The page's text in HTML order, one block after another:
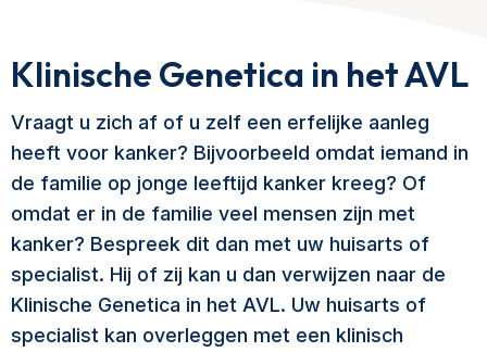
Klinische Genetica in het AVL
Vraagt u zich af of u zelf een erfelijke aanleg
heeft voor kanker? Bijvoorbeeld omdat iemand in
de familie op jonge leeftijd kanker kreeg? Of
omdat er in de familie veel mensen zijn met
kanker? Bespreek dit dan met uw huisarts of
specialist. Hij of zij kan u dan verwijzen naar de
Klinische Genetica in het AVL. Uw huisarts of
specialist kan overleggen met een klinisch